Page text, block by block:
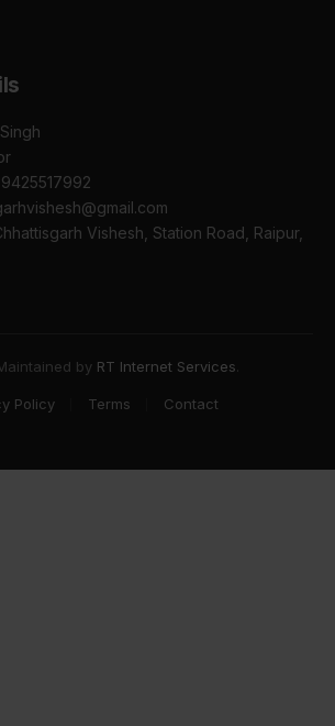
Vishesh, Station Road, Raipur,
by RT Internet Services
Policy Terms Contact